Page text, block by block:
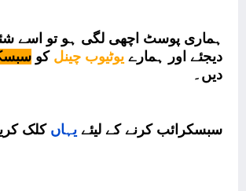
ہماری پوسٹ اچھی لگی ہو تو اسے
دیجئے اور ہمارے یوٹیوب چینل کو
دیں۔
سبسکرائب کرنے کے لیئے یہاں کلک